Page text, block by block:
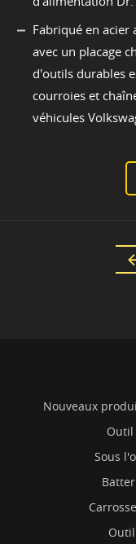
Fabriqué en acier
avec un placage
d'outils durables
courroies et
véhicules
Nouveaux
Sous